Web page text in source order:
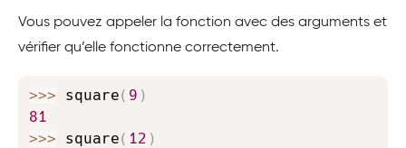
Vous pouvez appeler la fonction avec des arguments et
vérifier qu’elle fonctionne correctement.
>>> square( 9 )
81
>>> square( 12 )